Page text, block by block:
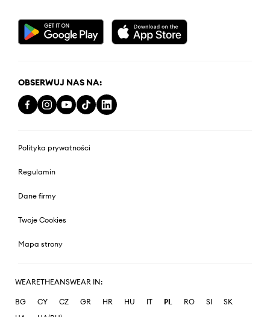
OBSERWUJ NAS NA:
Polityka prywatności
Regulamin
Dane firmy
Twoje Cookies
Mapa strony
WEARETHEANSWEAR IN:
BG CY CZ GR HR HU IT PL RO SI
SK